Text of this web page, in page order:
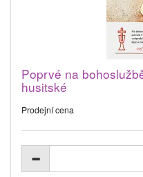
Poprvé na
husitské
Prodejní cena